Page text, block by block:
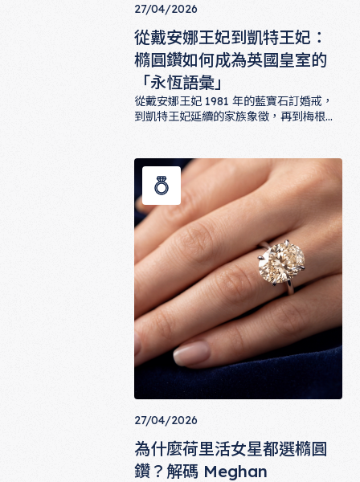
27/04/2026
從戴安娜王妃到凱特王妃：
橢圓鑽如何成為英國皇室的
「永恆語彙」
從戴安娜王妃 1981 年的藍寶石訂婚戒，
到凱特王妃延續的家族象徵，再到梅根王
拆解皇室為何偏愛這款切工的美學邏輯與
文化意義，並提供 ALUXE 對應款式建
議。
27/04/2026
為什麼荷里活女星都選橢圓
鑽？解碼 Meghan